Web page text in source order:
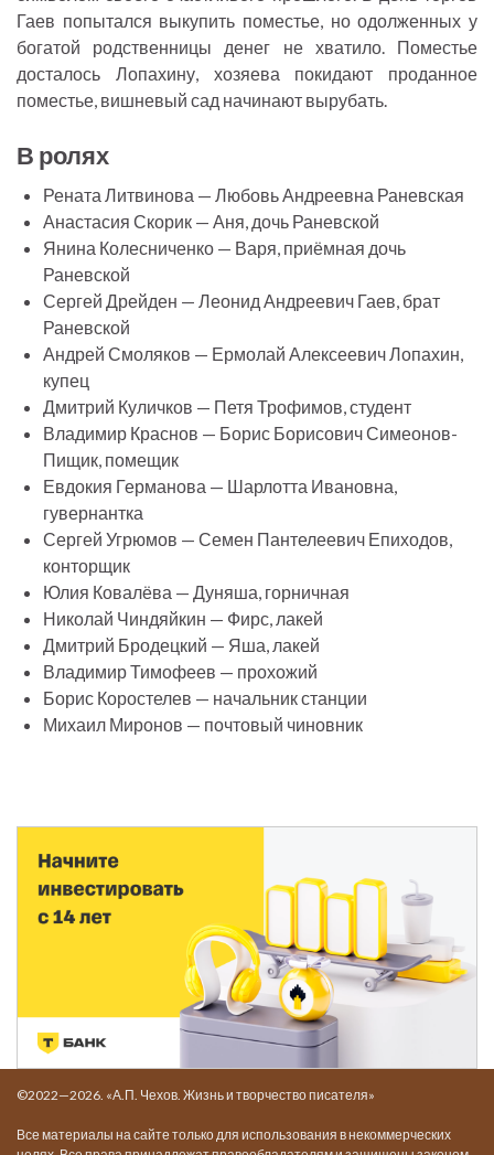
Гаев попытался выкупить поместье, но одолженных у
богатой родственницы денег не хватило. Поместье
досталось Лопахину, хозяева покидают проданное
поместье, вишневый сад начинают вырубать.
В ролях
Рената Литвинова — Любовь Андреевна Раневская
Анастасия Скорик — Аня, дочь Раневской
Янина Колесниченко — Варя, приёмная дочь
Раневской
Сергей Дрейден — Леонид Андреевич Гаев, брат
Раневской
Андрей Смоляков — Ермолай Алексеевич Лопахин,
купец
Дмитрий Куличков — Петя Трофимов, студент
Владимир Краснов — Борис Борисович Симеонов-
Пищик, помещик
Евдокия Германова — Шарлотта Ивановна,
гувернантка
Сергей Угрюмов — Семен Пантелеевич Епиходов,
конторщик
Юлия Ковалёва — Дуняша, горничная
Николай Чиндяйкин — Фирс, лакей
Дмитрий Бродецкий — Яша, лакей
Владимир Тимофеев — прохожий
Борис Коростелев — начальник станции
Михаил Миронов — почтовый чиновник
©2022—2026. «А.П. Чехов. Жизнь и творчество писателя»
Все материалы на сайте только для использования в некоммерческих